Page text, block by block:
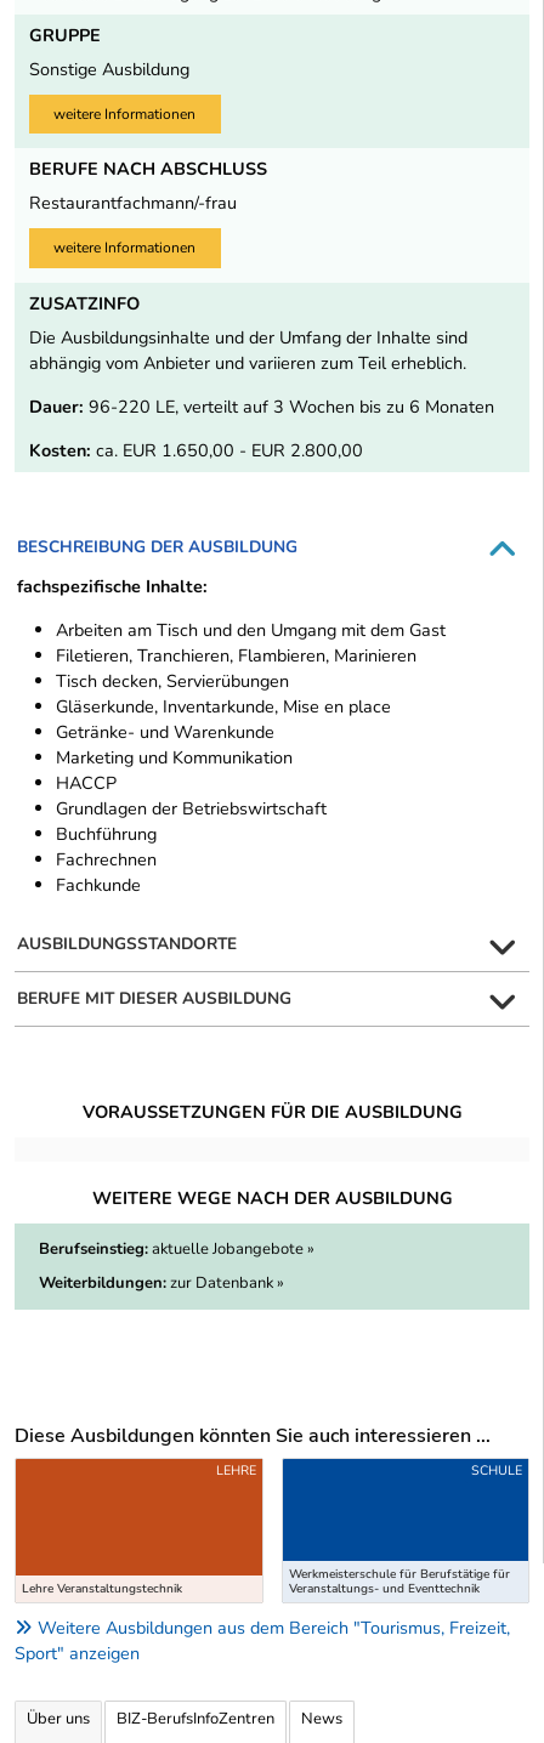
GRUPPE
Sonstige Ausbildung
weitere Informationen
BERUFE NACH ABSCHLUSS
Restaurantfachmann/-frau
weitere Informationen
ZUSATZINFO
Die Ausbildungsinhalte und der Umfang der Inhalte sind
abhängig vom Anbieter und variieren zum Teil erheblich.
Dauer: 96-220 LE, verteilt auf 3 Wochen bis zu 6 Monaten
Kosten: ca. EUR 1.650,00 - EUR 2.800,00
BESCHREIBUNG DER AUSBILDUNG
fachspezifische Inhalte:
Arbeiten am Tisch und den Umgang mit dem Gast
Filetieren, Tranchieren, Flambieren, Marinieren
Tisch decken, Servierübungen
Gläserkunde, Inventarkunde, Mise en place
Getränke- und Warenkunde
Marketing und Kommunikation
HACCP
Grundlagen der Betriebswirtschaft
Buchführung
Fachrechnen
Fachkunde
AUSBILDUNGSSTANDORTE
BERUFE MIT DIESER AUSBILDUNG
VORAUSSETZUNGEN FÜR DIE AUSBILDUNG
WEITERE WEGE NACH DER AUSBILDUNG
Berufseinstieg:aktuelle Jobangebote »
Weiterbildungen:zur Datenbank »
Diese Ausbildungen könnten Sie auch interessieren ...
Uber weitere Ausbildungsvorschläge
Lehre Veranstaltungstechnik
LEHRE
Werkmeisterschule für Berufstätige für
Veranstaltungs- und Eventtechnik
SCHULE
Weitere Ausbildungen aus dem Bereich "Tourismus, Freizeit,
Sport" anzeigen
Über uns BIZ-BerufsInfoZentren News